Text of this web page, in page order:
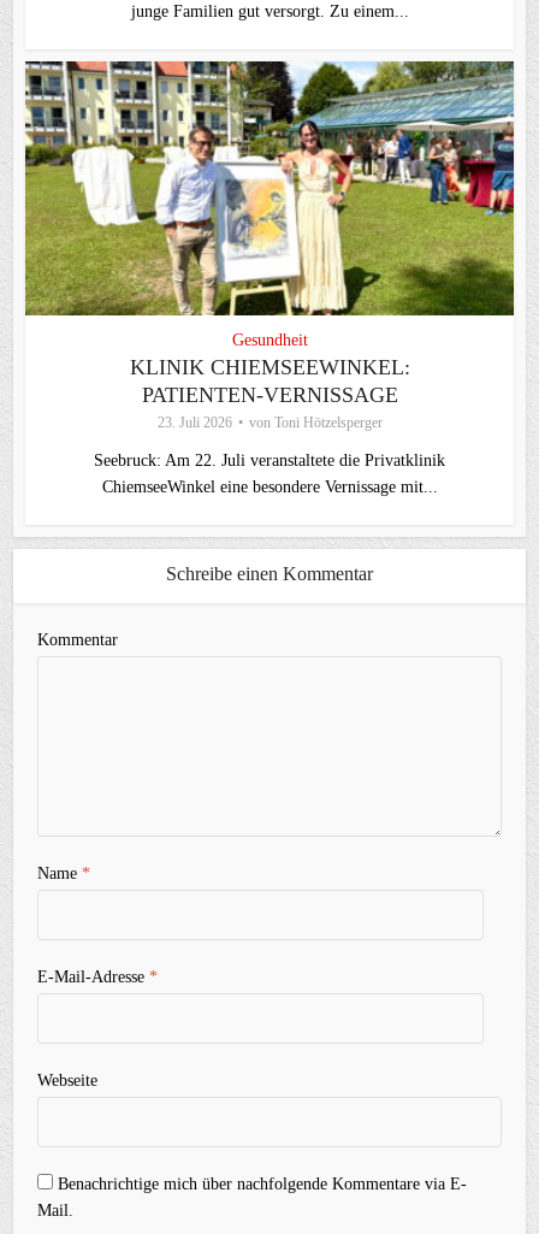
junge Familien gut versorgt. Zu einem...
Gesundheit
KLINIK CHIEMSEEWINKEL:
PATIENTEN-VERNISSAGE
23. Juli 2026 von Toni Hötzelsperger
Seebruck: Am 22. Juli veranstaltete die Privatklinik
ChiemseeWinkel eine besondere Vernissage mit...
Schreibe einen Kommentar
Kommentar
Name*
E-Mail-Adresse*
Webseite
Benachrichtige mich über nachfolgende Kommentare via E-
Mail.